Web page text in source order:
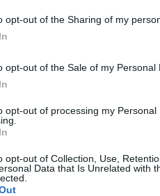
opt-out of the Sharing of my
opt-out of the Sale of my Personal
opt-out of processing my Personal
opt-out of Collection, Use,
Data that Is Unrelated with
ez a Jeep nélkülözni fogja a
eddig egyetlen ilyen
további tartalmakért!
autó Jeep stellantis
STLA